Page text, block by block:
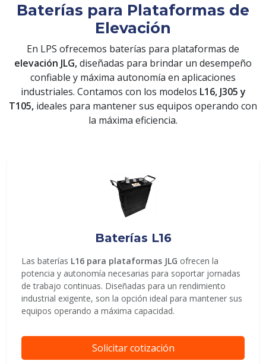
ENVIAR
Baterías para Plataformas de
Elevación
En LPS ofrecemos baterías para plataformas de
elevación JLG,diseñadas para brindar un desempeño
confiable y máxima autonomía en aplicaciones
industriales. Contamos con los modelos L16, J305 y
T105, ideales para mantener sus equipos operando con
la máxima eficiencia.
Baterías L16
Las baterías L16 para plataformas JLG ofrecen la
potencia y autonomía necesarias para soportar jornadas
de trabajo continuas. Diseñadas para un rendimiento
industrial exigente, son la opción ideal para mantener sus
equipos operando a máxima capacidad.
Solicitar cotización